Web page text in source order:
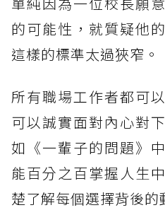
的可能性，就質疑他
這樣的標準太過狹窄。
所有職場工作者都可
可以誠實面對內心對
如《一輩子的問題》
能百分之百掌握人生
楚了解每個選擇背後的